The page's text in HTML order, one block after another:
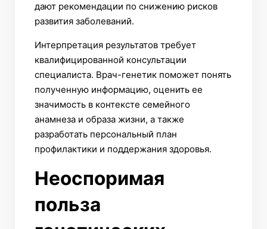
дают рекомендации по снижению рисков
развития заболеваний.
Интерпретация результатов требует
квалифицированной консультации
специалиста. Врач-генетик поможет понять
полученную информацию, оценить ее
значимость в контексте семейного
анамнеза и образа жизни, а также
разработать персональный план
профилактики и поддержания здоровья.
Неоспоримая
польза